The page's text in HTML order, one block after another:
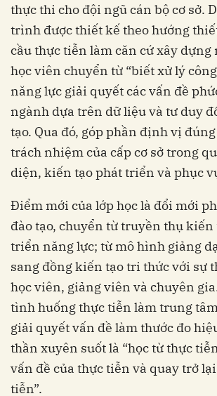
thực thi cho đội ngũ cán bộ cơ sở.
trình được thiết kế theo hướng
cầu thực tiễn làm căn cứ xây
học viên chuyển từ “biết xử lý
năng lực giải quyết các vấn đề
ngành dựa trên dữ liệu và tư duy
tạo. Qua đó, góp phần định vị
trách nhiệm của cấp cơ sở trong
diện, kiến tạo phát triển và phục
Điểm mới của lớp học là đổi mới
đào tạo, chuyển từ truyền thụ kiến
triển năng lực; từ mô hình giảng
sang đồng kiến tạo tri thức với sự
học viên, giảng viên và chuyên
tình huống thực tiễn làm trung
giải quyết vấn đề làm thước đo
thần xuyên suốt là “học từ thực
vấn đề của thực tiễn và quay trở
tiễn”.